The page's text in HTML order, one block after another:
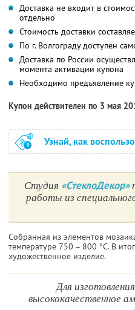
Доставка не входит в
отдельно
Стоимость доставки
По г. Волгограду доступен
Доставка по России
момента активации купона
Необходимо предъявление
Купон действителен по 3 мая
Узнай, как
Студия «СтеклоДекор»
работы из
Собранная из элементов
температуре 750 – 800 °С. В
художественное изделие.
Для
высококачественное